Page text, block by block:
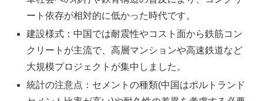
ート依存が相対的に低かった時代です。
建設様式：中国では耐震性やコスト面から鉄筋コン
クリートが主流で、高層マンションや高速鉄道など
大規模プロジェクトが集中しました。
統計の注意点：セメントの種類(中国はポルトランド